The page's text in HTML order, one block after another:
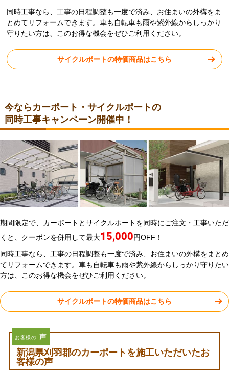
同時工事なら、工事の日程調整も一度で済み、お住まいの外構をま
とめてリフォームできます。車も自転車も雨や紫外線からしっかり
守りたい方は、このお得な機会をぜひご利用ください。
サイクルポートの特価商品はこちら
今ならカーポート・サイクルポートの
同時工事キャンペーン開催中！
期間限定で、カーポートとサイクルポートを同時にご注文・工事いただ
くと、クーポンを併用して最大15,000円OFF！
同時工事なら、工事の日程調整も一度で済み、お住まいの外構をまとめ
てリフォームできます。車も自転車も雨や紫外線からしっかり守りたい
方は、このお得な機会をぜひご利用ください。
サイクルポートの特価商品はこちら
お客様の 声
新潟県刈羽郡のカーポートを施工いただいたお
客様の声